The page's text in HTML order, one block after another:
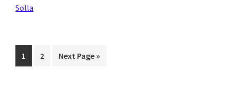
Solla
Page
1 Page
2
Go
Next Page »